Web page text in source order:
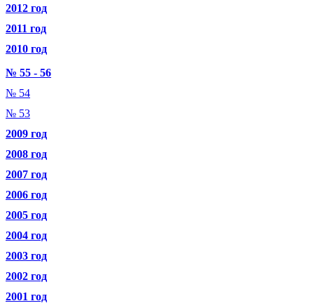
2012 год
2011 год
2010 год
№ 55 - 56
№ 54
№ 53
2009 год
2008 год
2007 год
2006 год
2005 год
2004 год
2003 год
2002 год
2001 год